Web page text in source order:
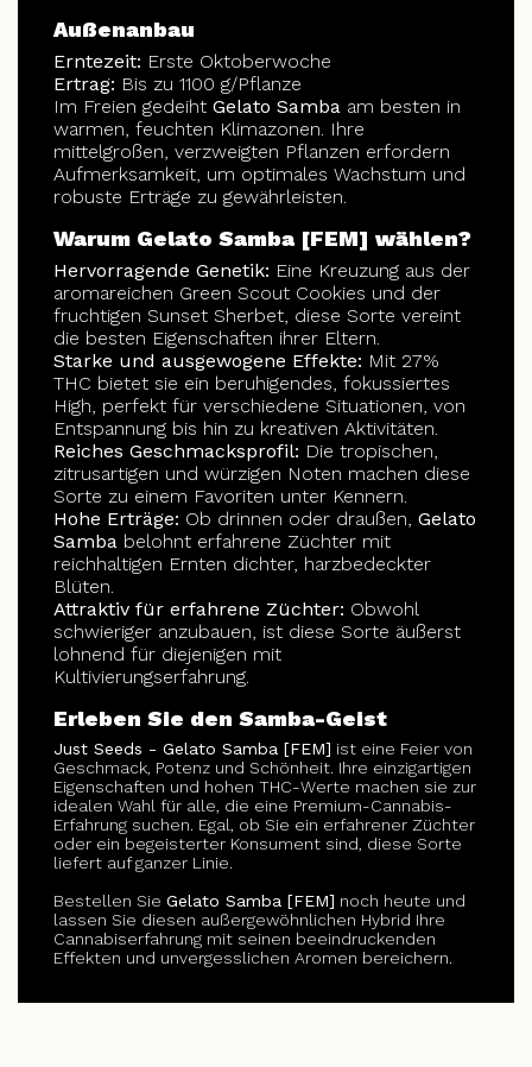
Außenanbau
Erntezeit: Erste Oktoberwoche
Ertrag: Bis zu 1100 g/Pflanze
Im Freien gedeiht Gelato Samba am besten in
warmen, feuchten Klimazonen. Ihre
mittelgroßen, verzweigten Pflanzen erfordern
Aufmerksamkeit, um optimales Wachstum und
robuste Erträge zu gewährleisten.
Warum Gelato Samba [FEM] wählen?
Hervorragende Genetik: Eine Kreuzung aus der
aromareichen Green Scout Cookies und der
fruchtigen Sunset Sherbet, diese Sorte vereint
die besten Eigenschaften ihrer Eltern.
Starke und ausgewogene Effekte: Mit 27%
THC bietet sie ein beruhigendes, fokussiertes
High, perfekt für verschiedene Situationen, von
Entspannung bis hin zu kreativen Aktivitäten.
Reiches Geschmacksprofil: Die tropischen,
zitrusartigen und würzigen Noten machen diese
Sorte zu einem Favoriten unter Kennern.
Hohe Erträge: Ob drinnen oder draußen, Gelato
Samba belohnt erfahrene Züchter mit
reichhaltigen Ernten dichter, harzbedeckter
Blüten.
Attraktiv für erfahrene Züchter: Obwohl
schwieriger anzubauen, ist diese Sorte äußerst
lohnend für diejenigen mit
Kultivierungserfahrung.
Erleben Sie den Samba-Geist
Just Seeds - Gelato Samba [FEM] ist eine Feier von
Geschmack, Potenz und Schönheit. Ihre einzigartigen
Eigenschaften und hohen THC-Werte machen sie zur
idealen Wahl für alle, die eine Premium-Cannabis-
Erfahrung suchen. Egal, ob Sie ein erfahrener Züchter
oder ein begeisterter Konsument sind, diese Sorte
liefert auf ganzer Linie.
Bestellen Sie Gelato Samba [FEM] noch heute und
lassen Sie diesen außergewöhnlichen Hybrid Ihre
Cannabiserfahrung mit seinen beeindruckenden
Effekten und unvergesslichen Aromen bereichern.